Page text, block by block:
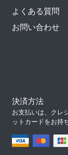
よくある質問
お問い合わせ
決済方法
お支払いは、クレ
ットカードをお持